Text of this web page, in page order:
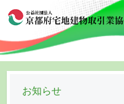
お知らせ